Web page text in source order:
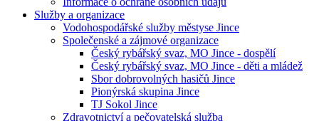
Služby a organizace
Vodohospodářské služby městyse Jince
Společenské a zájmové organizace
Český rybářský svaz, MO Jince - dospělí
Český rybářský svaz, MO Jince - děti a mládež
Sbor dobrovolných hasičů Jince
Pionýrská skupina Jince
TJ Sokol Jince
Zdravotnictví a pečovatelská služba